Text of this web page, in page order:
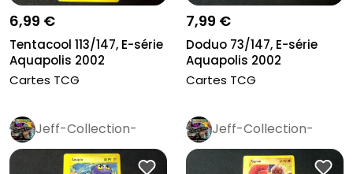
6,99 €
Tentacool 113/147, E-série
Aquapolis 2002
Cartes TCG
7,99 €
Doduo 73/147, E-série
Aquapolis 2002
Cartes TCG
Jeff-Collection-
Rétro Pro
Jeff-Collection-
Rétro Pro